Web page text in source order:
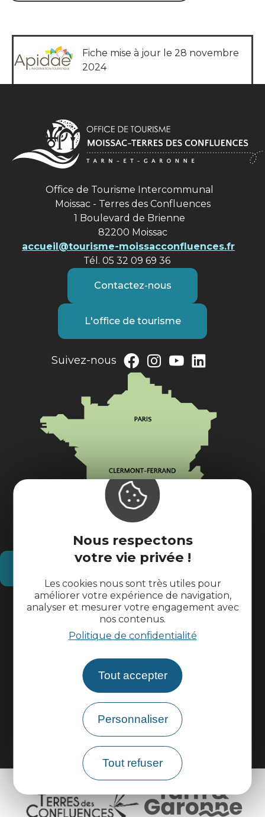
Nous respectons
votre vie privée !
Les cookies nous sont très utiles pour
améliorer votre expérience de navigation,
analyser et mesurer votre engagement avec
nos contenus.
Politique de confidentialité
Tout accepter
Personnaliser
Tout refuser
Fiche mise à jour le 28 novembre
2024
Office de Tourisme Intercommunal
Moissac - Terres des Confluences
1 Boulevard de Brienne
82200 Moissac
accueil@tourisme-moissacconfluences.fr
Tél. 05 32 09 69 36
Contactez-nous
L'office de tourisme
Suivez-nous
Informations pratiques
Espace pros
Espace groupes
Brochures